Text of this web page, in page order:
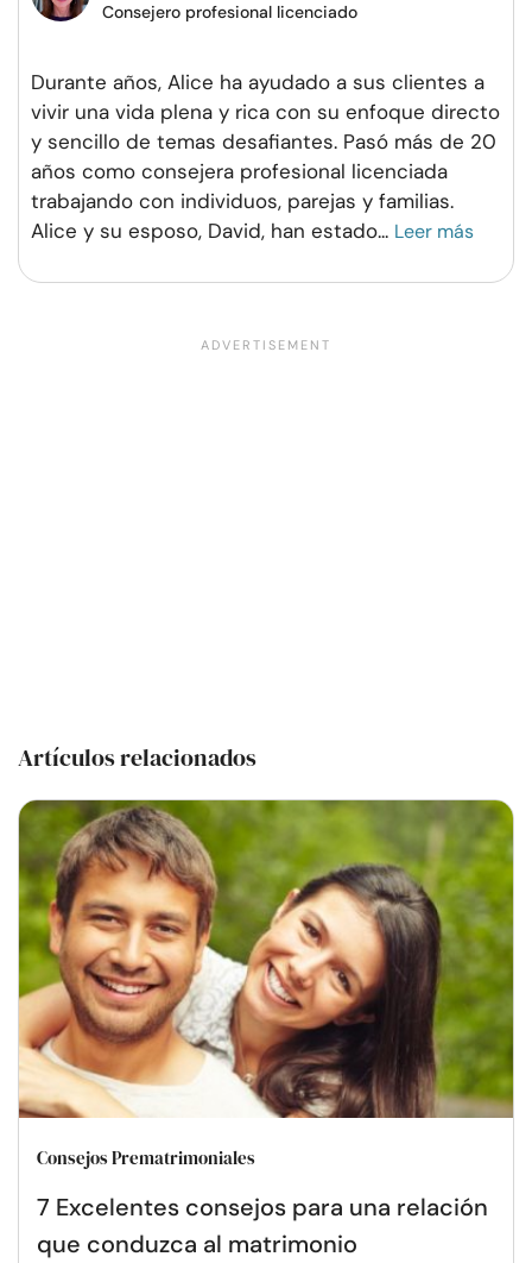
Consejero profesional licenciado
Durante años, Alice ha ayudado a sus clientes a
vivir una vida plena y rica con su enfoque directo
y sencillo de temas desafiantes. Pasó más de 20
años como consejera profesional licenciada
trabajando con individuos, parejas y familias.
Alice y su esposo, David, han estado... Leer más
Artículos relacionados
Consejos Prematrimoniales
7 Excelentes consejos para una relación
que conduzca al matrimonio